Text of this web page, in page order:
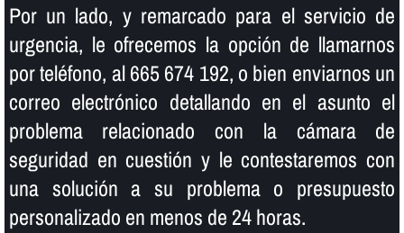
Por un lado, y remarcado para el servicio de
urgencia, le ofrecemos la opción de llamarnos
por teléfono, al 665 674 192, o bien enviarnos un
correo electrónico detallando en el asunto el
problema relacionado con la cámara de
seguridad en cuestión y le contestaremos con
una solución a su problema o presupuesto
personalizado en menos de 24 horas.